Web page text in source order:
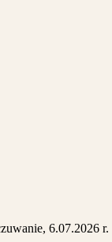
6.07.2026 r.